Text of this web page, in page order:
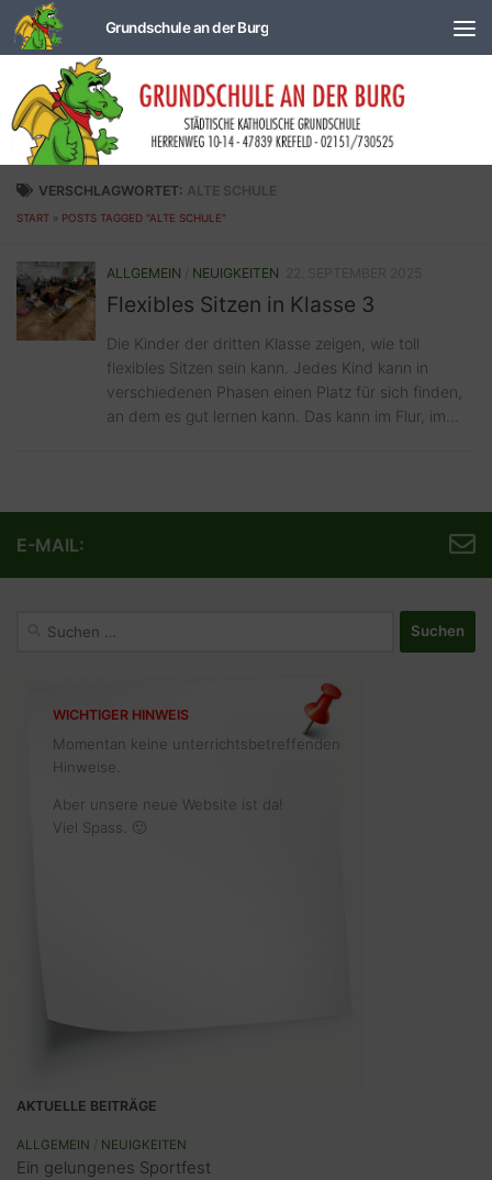
Zum Inhalt springen
VERSCHLAGWORTET: ALTE SCHULE
START » POSTS TAGGED "ALTE SCHULE"
ALLGEMEIN NEUIGKEITEN
Flexibles Sitzen in Klasse 3
Die Kinder der dritten Klasse zeigen, wie toll
flexibles Sitzen sein kann. Jedes Kind kann in
verschiedenen Phasen einen Platz für sich finden,
an dem es gut lernen kann. Das kann im Flur, im...
E-MAIL:
WICHTIGER HINWEIS
Momentan keine unterrichtsbetreffenden
Hinweise.
Aber unsere neue Website ist da!
Viel Spass. 🙂
AKTUELLE BEITRÄGE
ALLGEMEIN NEUIGKEITEN
Ein gelungenes Sportfest